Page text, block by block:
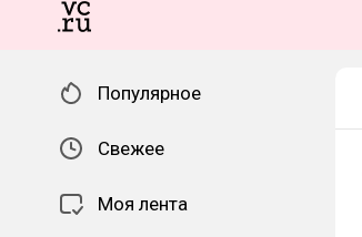
Популярное
Свежее
Моя лента